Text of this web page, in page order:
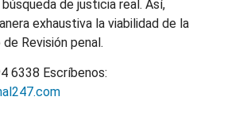
de justicia real. Así,
exhaustiva la viabilidad de la
Revisión penal.
6338 Escríbenos: